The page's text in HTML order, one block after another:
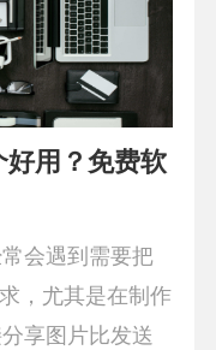
用？免费软
会遇到需要把
，尤其是在制作
享图片比发送